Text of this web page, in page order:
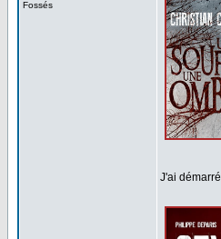
Fossés
J'ai démarré